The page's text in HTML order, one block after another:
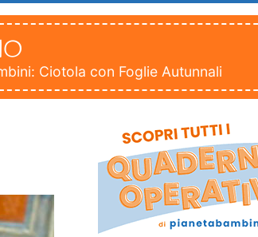
Ciotola con Foglie Autunnali